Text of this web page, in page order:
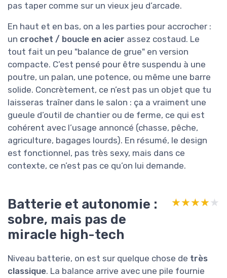
pas taper comme sur un vieux jeu d’arcade.
En haut et en bas, on a les parties pour accrocher :
un crochet / boucle en acier assez costaud. Le
tout fait un peu "balance de grue" en version
compacte. C’est pensé pour être suspendu à une
poutre, un palan, une potence, ou même une barre
solide. Concrètement, ce n’est pas un objet que tu
laisseras traîner dans le salon : ça a vraiment une
gueule d’outil de chantier ou de ferme, ce qui est
cohérent avec l’usage annoncé (chasse, pêche,
agriculture, bagages lourds). En résumé, le design
est fonctionnel, pas très sexy, mais dans ce
contexte, ce n’est pas ce qu’on lui demande.
Batterie et autonomie :
sobre, mais pas de
miracle high-tech
★★★★★
★★★★★
Niveau batterie, on est sur quelque chose de très
classique. La balance arrive avec une pile fournie